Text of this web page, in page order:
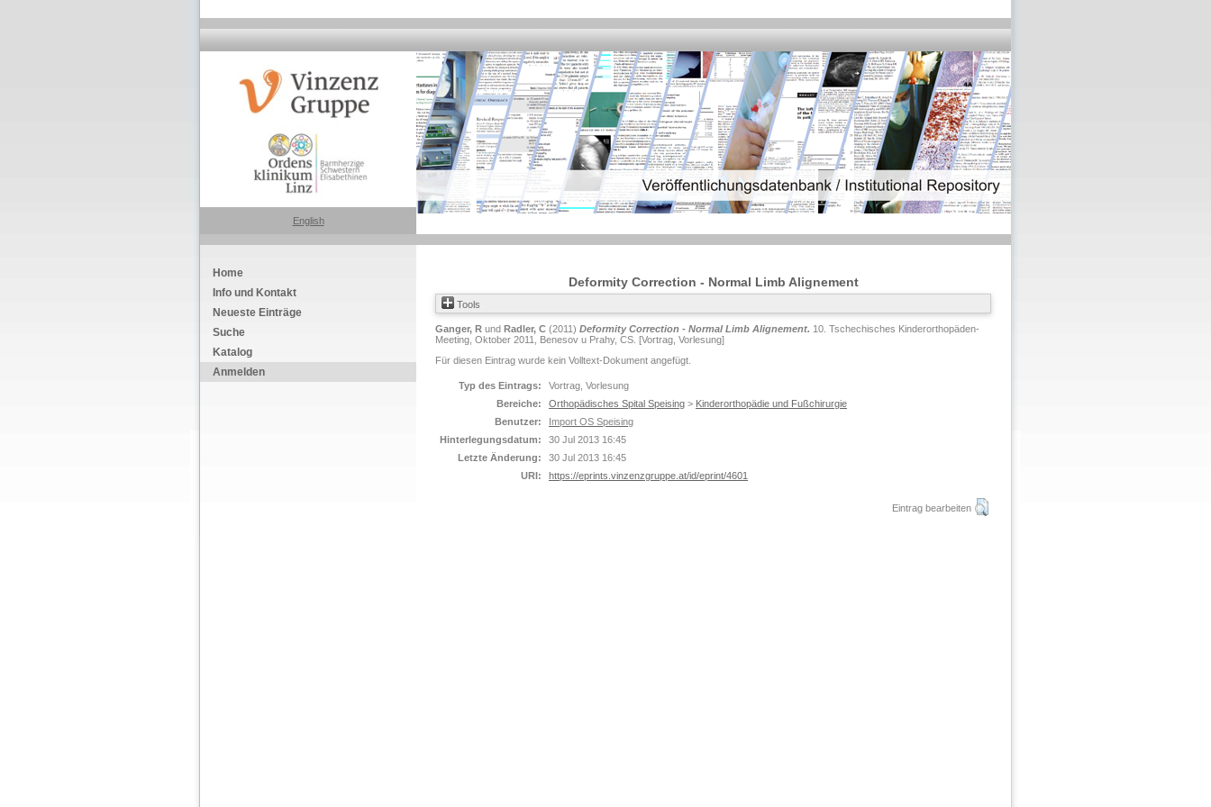
English
Home
Info und Kontakt
Neueste Einträge
Suche
Katalog
Anmelden
Deformity Correction - Normal Limb Alignement
Tools
Ganger, R und Radler, C (2011) Deformity Correction - Normal Limb Alignement. 10. Tschechisches Kinderorthopäden-
Meeting, Oktober 2011, Benesov u Prahy, CS. [Vortrag, Vorlesung]
Für diesen Eintrag wurde kein Volltext-Dokument angefügt.
Typ des Eintrags:
Vortrag, Vorlesung
Bereiche:
Orthopädisches Spital Speising > Kinderorthopädie und Fußchirurgie
Benutzer:
Import OS Speising
Hinterlegungsdatum:
30 Jul 2013 16:45
Letzte Änderung:
30 Jul 2013 16:45
URI:
https://eprints.vinzenzgruppe.at/id/eprint/4601
Eintrag bearbeiten